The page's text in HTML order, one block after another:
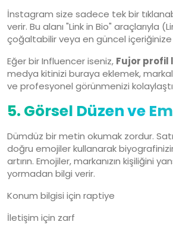
İnstagram size sadece tek bir
verir. Bu alanı "Link in Bio" araçlarıyla
çoğaltabilir veya en güncel içeriğinize
Eğer bir Influencer iseniz, Fujor profil
medya kitinizi buraya eklemek,
ve profesyonel görünmenizi
5. Görsel Düzen ve
Dümdüz bir metin okumak zordur.
doğru emojiler kullanarak
artırın. Emojiler, markanızın kişiliğini
yormadan bilgi verir.
Konum bilgisi için raptiye
İletişim için zarf